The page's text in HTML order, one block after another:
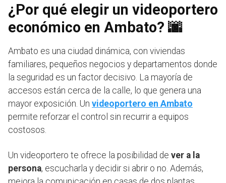
¿Por qué elegir un videoportero
económico en Ambato? 🌆
Ambato es una ciudad dinámica, con viviendas
familiares, pequeños negocios y departamentos donde
la seguridad es un factor decisivo. La mayoría de
accesos están cerca de la calle, lo que genera una
mayor exposición. Un videoportero en Ambato
permite reforzar el control sin recurrir a equipos
costosos.
Un videoportero te ofrece la posibilidad de ver a la
persona, escucharla y decidir si abrir o no. Además,